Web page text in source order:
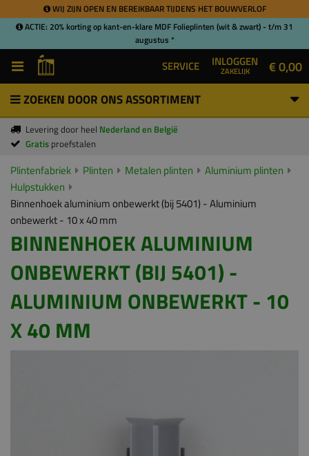
WIJ ZIJN OPEN EN BEREIKBAAR TIJDENS HET BOUWVERLOF
ACTIE: 20% korting op kant-en-klare MDF Folieplinten (wit & zwart) - t/m 31
augustus *
SERVICE INLOGGEN
ZAKELIJK € 0,00
ZOEKEN DOOR ONS ASSORTIMENT
Levering door heel Nederland en België
Gratis proefstalen
Plintenfabriek Plinten Metalen plinten
Aluminium plinten
Hulpstukken
Binnenhoek aluminium onbewerkt (bij 5401) - Aluminium
onbewerkt - 10 x 40 mm
BINNENHOEK ALUMINIUM
ONBEWERKT (BIJ 5401) -
ALUMINIUM ONBEWERKT - 10
X 40 MM